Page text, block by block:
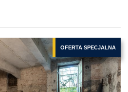
OFERTA SPECJALNA